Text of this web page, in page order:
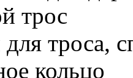
трос
троса,
кольцо